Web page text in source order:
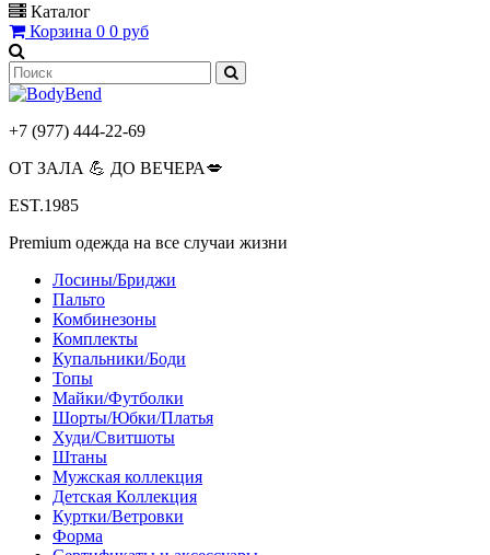
Каталог
Корзина 0 0 руб
+7 (977) 444-22-69
ОТ ЗАЛА 💪 ДО ВЕЧЕРА💋
EST.1985
Premium одежда на все случаи жизни
Лосины/Бриджи
Пальто
Комбинезоны
Комплекты
Купальники/Боди
Топы
Майки/Футболки
Шорты/Юбки/Платья
Худи/Свитшоты
Штаны
Мужская коллекция
Детская Коллекция
Куртки/Ветровки
Форма